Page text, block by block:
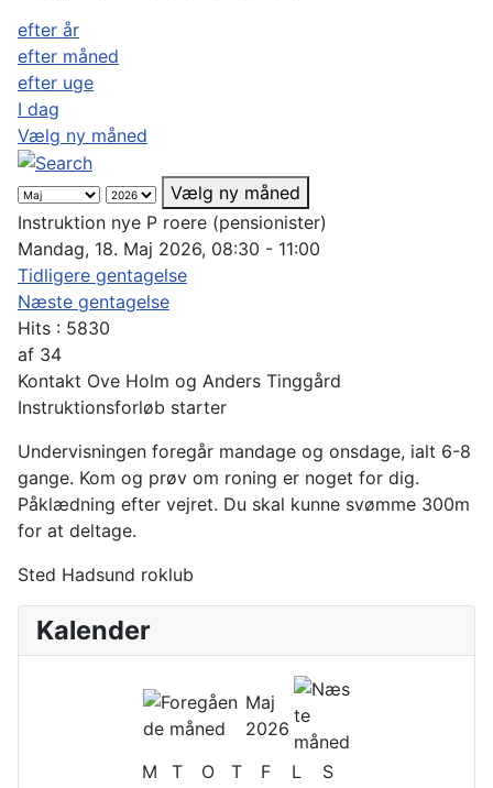
efter år
efter måned
efter uge
I dag
Vælg ny måned
Vælg ny måned
Instruktion nye P roere (pensionister)
Mandag, 18. Maj 2026, 08:30 - 11:00
Tidligere gentagelse
Næste gentagelse
Hits : 5830
af 34
Kontakt Ove Holm og Anders Tinggård
Instruktionsforløb starter
Undervisningen foregår mandage og onsdage, ialt 6-8
gange. Kom og prøv om roning er noget for dig.
Påklædning efter vejret. Du skal kunne svømme 300m
for at deltage.
Sted Hadsund roklub
Kalender
Maj
2026
M
T O T F L
S